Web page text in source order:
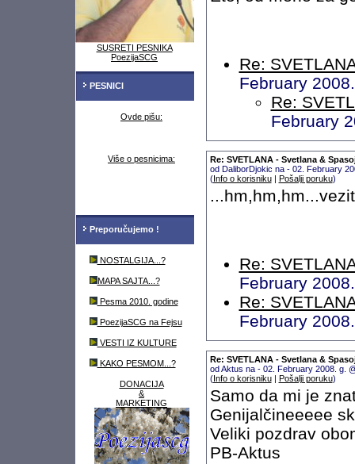
SUSRETI PESNIKA
PoezijaSCG
PESNICI
Ovde pišu:
Više o pesnicima:
Preporučujemo !
NOSTALGIJA...?
MAPA SAJTA...?
Pesma 2010. godine
PoezijaSCG na Fejsu
VESTI IZ KULTURE
KAKO PESMOM...?
DONACIJA
&
MARKETING
Re:
February
Re:
February
Re: SVETLANA - Svetlana &
od DaliborDjokic na - 02. February
(Info o korisniku| Pošalji poruku)
Re:
February
Re:
February
Re: SVETLANA - Svetlana &
od Aktus na - 02. February 2008. g.
(Info o korisniku| Pošalji poruku)
Samo da mi je
Genijalčineeeee
Veliki pozdrav
PB-Aktus